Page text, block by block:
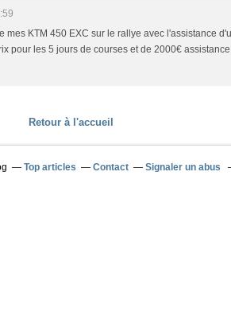
mes KTM 450 EXC sur le rallye avec l'assistance
pour les 5 jours de courses et de 2000€ assistance
Retour à l'accueil
Top articles Contact Signaler un abus